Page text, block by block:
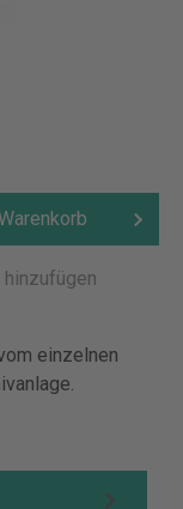
einzelnen